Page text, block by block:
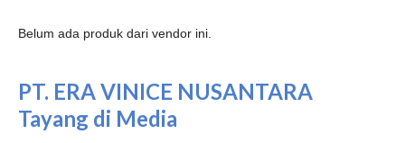
Belum ada produk dari vendor ini.
PT. ERA VINICE NUSANTARA
Tayang di Media